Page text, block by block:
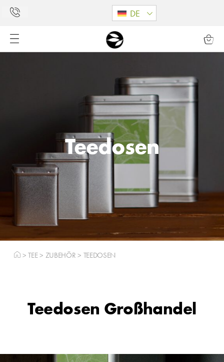
DE
Teedosen
>TEE> ZUBEHÖR > TEEDOSEN
Teedosen Großhandel